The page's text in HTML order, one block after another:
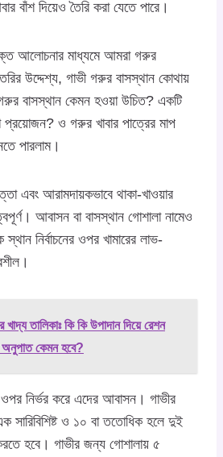
বাঁশ দিয়েও তৈরি করা যেতে পারে।
আলোচনার মাধ্যমে আমরা গরুর
উদ্দেশ্য, গাভী গরুর বাসস্থান কোথায়
গরুর বাসস্থান কেমন হওয়া উচিত? একটি
ও গরুর খাবার পাত্রের মাপ
পারলাম।
এবং আরামদায়কভাবে থাকা-খাওয়ার
আবাসন বা বাসস্থান গোশালা নামেও
নির্বাচনের ওপর খামারের লাভ-
খাদ্য তালিকাঃ কি কি উপাদান দিয়ে রেশন
অনুপাত কেমন হবে?
নির্ভর করে এদের আবাসন। গাভীর
ও ১০ বা ততোধিক হলে দুই
করতে হবে। গাভীর জন্য গোশালায় ৫